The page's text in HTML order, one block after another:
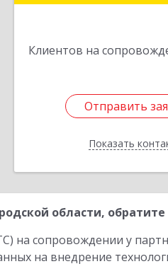
Клиентов на
Отправить
Показать
Отправить
Назад
области,
на сопровождении у
на внедрение